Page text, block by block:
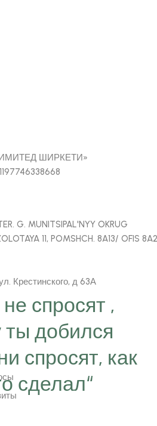
спросят ,
ты добился
спросят, как
сделал“
ШИРКЕТИ»
G. MUNITSIPAL'NYY OKRUG
11, POMSHCH. 8A13/ OFIS
Крестинского, д 63А